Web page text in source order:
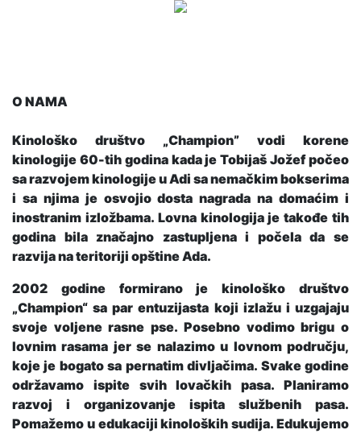
O NAMA
Kinološko društvo „Champion” vodi korene
kinologije 60-tih godina kada je Tobijaš Jožef počeo
sa razvojem kinologije u Adi sa nemačkim bokserima
i sa njima je osvojio dosta nagrada na domaćim i
inostranim izložbama. Lovna kinologija je takođe tih
godina bila značajno zastupljena i počela da se
razvija na teritoriji opštine Ada.
2002 godine formirano je kinološko društvo
„Champion“ sa par entuzijasta koji izlažu i uzgajaju
svoje voljene rasne pse. Posebno vodimo brigu o
lovnim rasama jer se nalazimo u lovnom području,
koje je bogato sa pernatim divljačima. Svake godine
održavamo ispite svih lovačkih pasa. Planiramo
razvoj i organizovanje ispita službenih pasa.
Pomažemo u edukaciji kinoloških sudija. Edukujemo